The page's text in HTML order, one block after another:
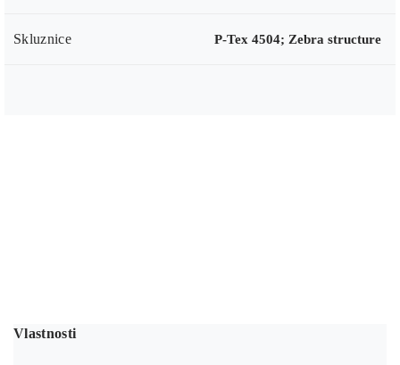
Skluznice P-Tex 4504; Zebra structure
Vlastnosti